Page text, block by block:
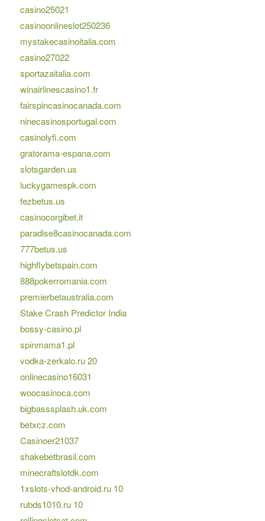
casino25021
casinoonlineslot250236
mystakecasinoitalia.com
casino27022
sportazaitalia.com
winairlinescasino1.fr
fairspincasinocanada.com
ninecasinosportugal.com
casinolyfi.com
gratorama-espana.com
slotsgarden.us
luckygamespk.com
fezbetus.us
casinocorgibet.it
paradise8casinocanada.com
777betus.us
highflybetspain.com
888pokerromania.com
premierbetaustralia.com
Stake Crash Predictor India
bossy-casino.pl
spinmama1.pl
vodka-zerkalo.ru 20
onlinecasino16031
woocasinoca.com
bigbasssplash.uk.com
betxcz.com
Casinoer21037
shakebetbrasil.com
minecraftslotdk.com
1xslots-vhod-android.ru 10
rubds1010.ru 10